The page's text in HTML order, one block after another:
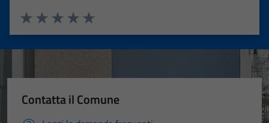
Valuta 5 stelle su 5
Valuta 4 stelle su 5
Valuta 3 stelle su 5
Valuta 2 stelle su 5
Valuta 1 stelle su 5
Contatta il Comune